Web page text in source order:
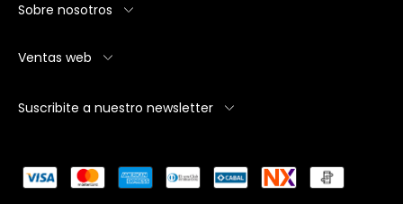
Sobre nosotros
Ventas web
Suscribite a nuestro newsletter